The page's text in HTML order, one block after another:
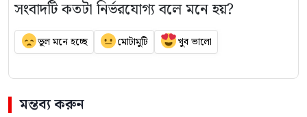
সংবাদটি কতটা নির্ভরযোগ্য বলে মনে হয়?
ভুল মনে হচ্ছে মোটামুটি খুব ভালো
মন্তব্য করুন